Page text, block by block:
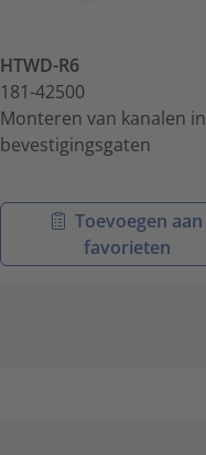
HTWD-R6
181-42500
Monteren van kanalen in
bevestigingsgaten
Toevoegen aan
favorieten